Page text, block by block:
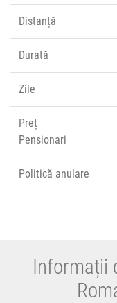
Distanță
Durată
Zile
Preț
Pensionari
Politică anulare
Informații